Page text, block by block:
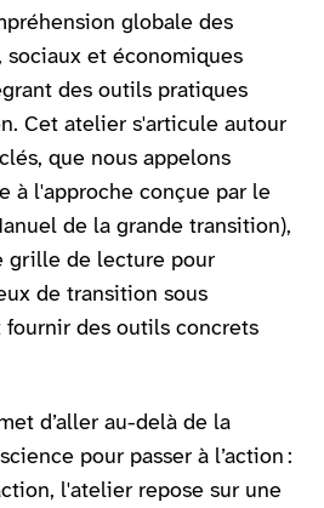
globale des
et économiques
des outils pratiques
Cet atelier s'articule autour
que nous appelons
à l'approche conçue par le
de la grande transition),
grille de lecture pour
de transition sous
des outils concrets
d’aller au-delà de la
pour passer à l’action :
l'atelier repose sur une